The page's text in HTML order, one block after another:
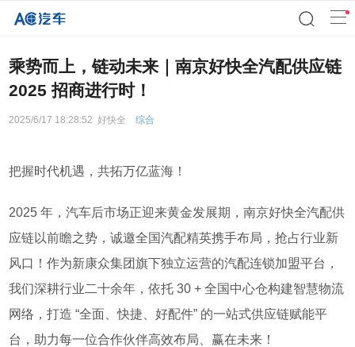
乘势而上，链动未来｜南京好快全汽配供应链
2025 招商进行时！
2025/6/17 18:28:52 好快全 综合
把握时代机遇，共拓万亿蓝海！
2025年，汽车后市场正迎来黄金发展期，南京好快全汽配供
应链以前瞻之势，诚邀全国汽配精英携手布局，抢占行业新
风口！作为新康众集团旗下独立运营的汽配连锁加盟平台，
我们深耕行业二十余年，依托 30 +全国中心仓构建智慧物流
网络，打造 “全面、快捷、好配件” 的一站式供应链赋能平
台，助力每一位合作伙伴高效布局、赢在未来！